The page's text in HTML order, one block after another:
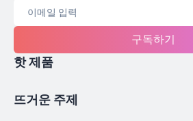
구독하기
핫 제품
뜨거운 주제